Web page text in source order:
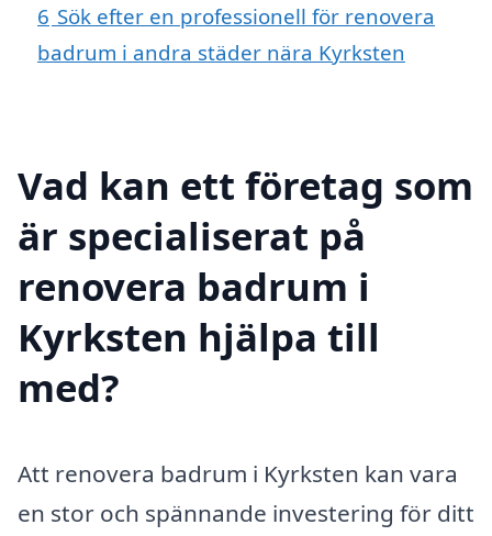
6 Sök efter en professionell för renovera
badrum i andra städer nära Kyrksten
Vad kan ett företag som
är specialiserat på
renovera badrum i
Kyrksten hjälpa till
med?
Att renovera badrum i Kyrksten kan vara
en stor och spännande investering för ditt